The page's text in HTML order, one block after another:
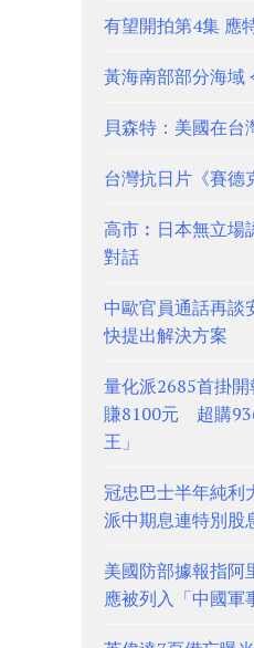
有望開拍第4集 應
黃海南部部分海域
貝森特：美國在
台灣抗日片《賽德
高市︰日本無立場
對話
中歐官員通話再談
快提出解決方案
量化派2685首掛
賺8100元 超購
王」
冠忠巴士半年純
派中期息連特別股
美國防部據報指阿
應被列入「中國軍